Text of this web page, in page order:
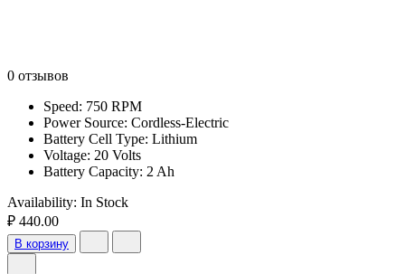
0 отзывов
Speed: 750 RPM
Power Source: Cordless-Electric
Battery Cell Type: Lithium
Voltage: 20 Volts
Battery Capacity: 2 Ah
Availability: In Stock
₽ 440.00
В корзину